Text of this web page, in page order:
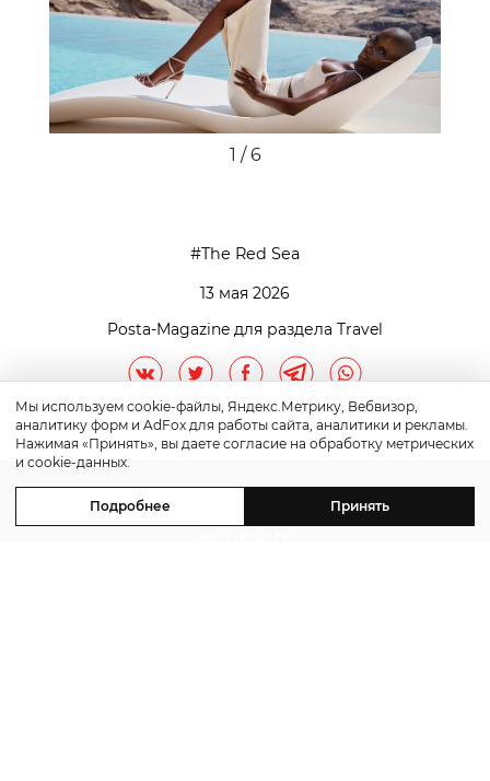
1 / 6
The Red Sea
13 мая 2026
Posta-Magazine для раздела Travel
Мы используем cookie-файлы, Яндекс.Метрику, Вебвизор,
аналитику форм и AdFox для работы сайта, аналитики и рекламы.
Нажимая «Принять», вы даете согласие на обработку метрических
и cookie-данных.
Подробнее Принять